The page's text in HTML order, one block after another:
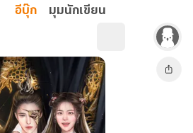
อีบุ๊ก มุมนักเขียน